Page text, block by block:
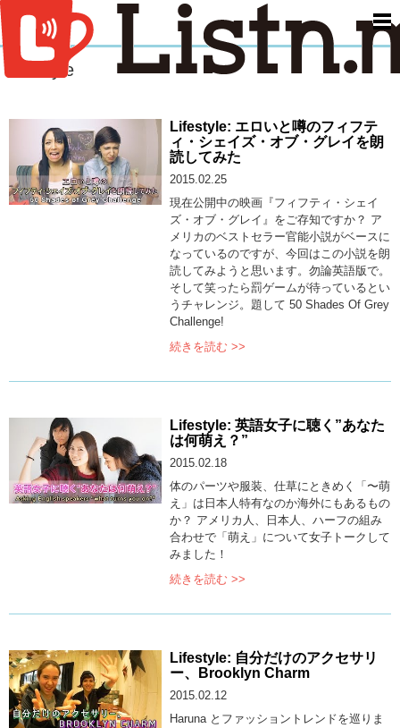
Lifestyle
Lifestyle: エロいと噂のフィフテ
ィ・シェイズ・オブ・グレイを朗
読してみた
2015.02.25
現在公開中の映画『フィフティ・シェイ
ズ・オブ・グレイ』をご存知ですか？ ア
メリカのベストセラー官能小説がベースに
なっているのですが、今回はこの小説を朗
読してみようと思います。勿論英語版で。
そして笑ったら罰ゲームが待っているとい
うチャレンジ。題して 50 Shades Of Grey
Challenge!
続きを読む >>
Lifestyle: 英語女子に聴く”あなた
は何萌え？”
2015.02.18
体のパーツや服装、仕草にときめく「〜萌
え」は日本人特有なのか海外にもあるもの
か？ アメリカ人、日本人、ハーフの組み
合わせで「萌え」について女子トークして
みました！
続きを読む >>
Lifestyle: 自分だけのアクセサリ
ー、Brooklyn Charm
2015.02.12
Haruna とファッショントレンドを巡りま